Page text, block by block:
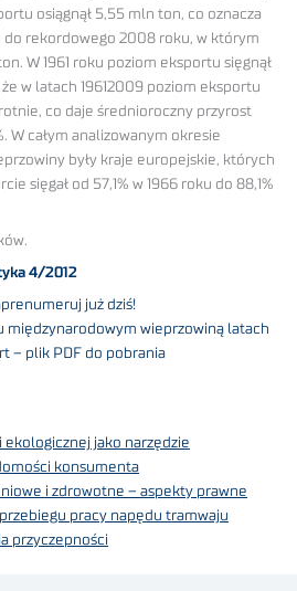
osiągnął 5,55 mln ton, co oznacza
do rekordowego 2008 roku, w którym
W 1961 roku poziom eksportu sięgnął
w latach 19612009 poziom eksportu
co daje średnioroczny przyrost
W całym analizowanym okresie
były kraje europejskie, których
sięgał od 57,1% w 1966 roku do 88,1%
4/2012
już dziś!
międzynarodowym wieprzowiną latach
– plik PDF do pobrania
ekologicznej jako narzędzie
konsumenta
i zdrowotne – aspekty prawne
pracy napędu tramwaju
przyczepności